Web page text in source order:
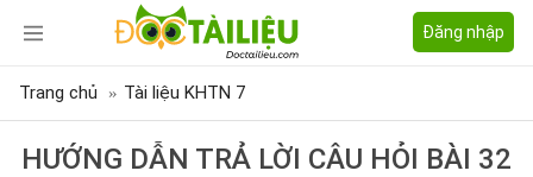
Đăng nhập
Trang chủ Tài liệu KHTN 7
HƯỚNG DẪN TRẢ LỜI CÂU HỎI BÀI 32